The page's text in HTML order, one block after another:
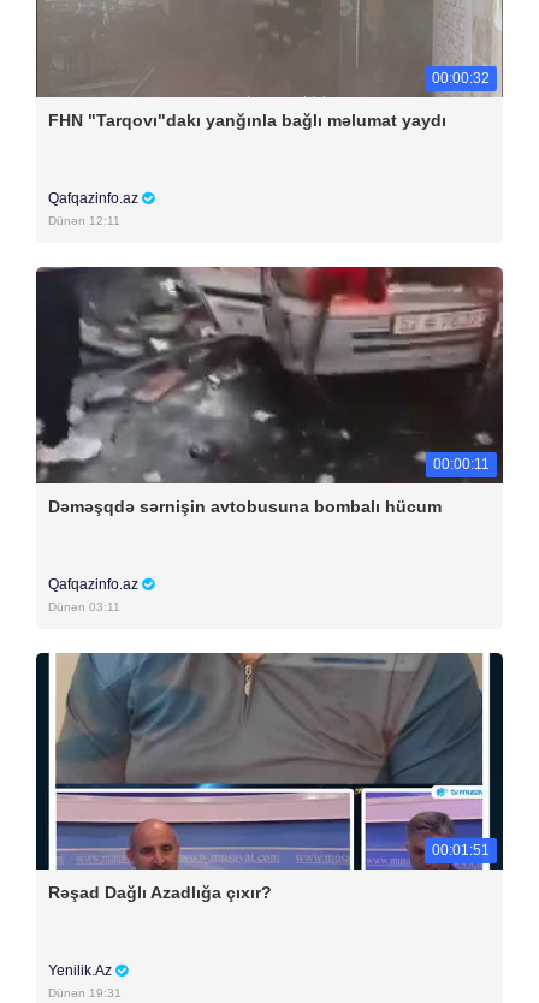
00:00:32
FHN "Tarqovı"dakı yanğınla bağlı məlumat yaydı
Qafqazinfo.az
Dünən 12:11
00:00:11
Dəməşqdə sərnişin avtobusuna bombalı hücum
Qafqazinfo.az
Dünən 03:11
00:01:51
Rəşad Dağlı Azadlığa çıxır?
Yenilik.Az
Dünən 19:31